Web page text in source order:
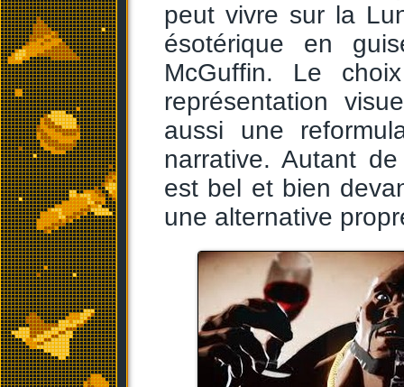
peut vivre sur la
ésotérique en
McGuffin. Le
représentation
aussi une
narrative. Autant
est bel et bien
une alternative